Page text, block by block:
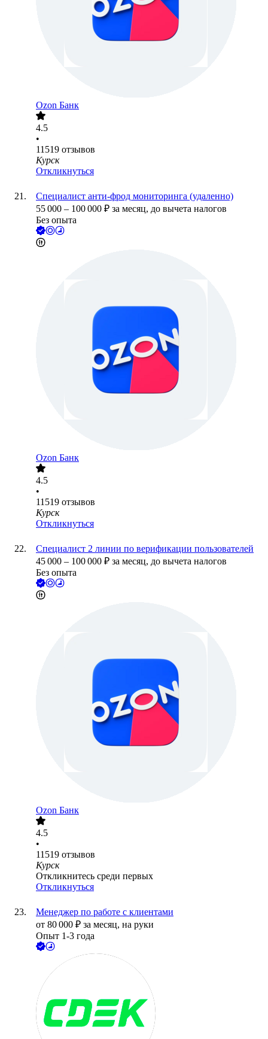
Ozon Банк
4.5
•
11519 отзывов
Курск
Откликнуться
Специалист анти-фрод мониторинга (удаленно)
55 000 – 100 000 ₽ за месяц, до вычета налогов
Без опыта
Ozon Банк
4.5
•
11519 отзывов
Курск
Откликнуться
Специалист 2 линии по верификации пользователей
45 000 – 100 000 ₽ за месяц, до вычета налогов
Без опыта
Ozon Банк
4.5
•
11519 отзывов
Курск
Откликнитесь среди первых
Откликнуться
Менеджер по работе с клиентами
от 80 000 ₽ за месяц, на руки
Опыт 1-3 года